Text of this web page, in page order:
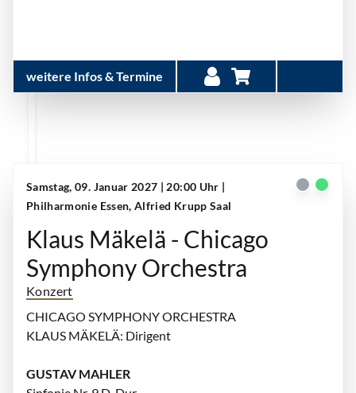
weitere Infos & Termine
Samstag, 09. Januar 2027 | 20:00 Uhr |
Philharmonie Essen, Alfried Krupp Saal
Klaus Mäkelä - Chicago
Symphony Orchestra
Konzert
CHICAGO SYMPHONY ORCHESTRA
KLAUS MÄKELÄ: Dirigent
GUSTAV MAHLER